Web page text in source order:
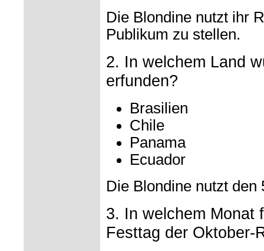
Die Blondine nutzt ihr
Publikum zu stellen.
2. In welchem Land
erfunden?
Brasilien
Chile
Panama
Ecuador
Die Blondine nutzt den
3. In welchem Monat
Festtag der Oktober-